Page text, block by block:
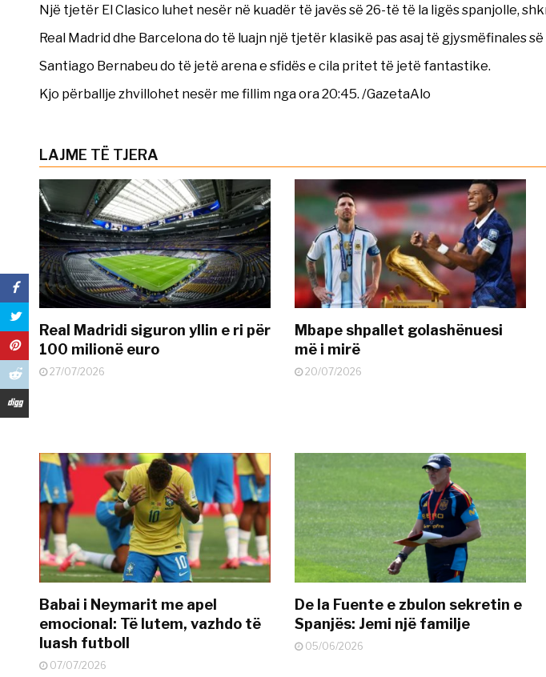
Një tjetër El Clasico luhet nesër në kuadër të javës së 26-të të la ligës spanjolle,
Real Madrid dhe Barcelona do të luajn një tjetër klasikë pas asaj të gjysmëfinales
Santiago Bernabeu do të jetë arena e sfidës e cila pritet të jetë fantastike.
Kjo përballje zhvillohet nesër me fillim nga ora 20:45. /GazetaAlo
LAJME TË TJERA
Real Madridi siguron yllin e ri për
100 milionë euro
27/07/2026
Mbape shpallet golashënuesi
më i mirë
20/07/2026
Babai i Neymarit me apel
emocional: Të lutem, vazhdo të
luash futboll
07/07/2026
De la Fuente e zbulon sekretin e
Spanjës: Jemi një familje
05/06/2026